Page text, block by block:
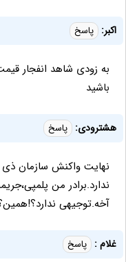
اکبر: پاسخ
به زودی شاهد انفجار
باشید
هشترودی: پاسخ
نهایت واکنش سازمان
ندارد.برادر من
آخه.توجیهی
غلام : پاسخ